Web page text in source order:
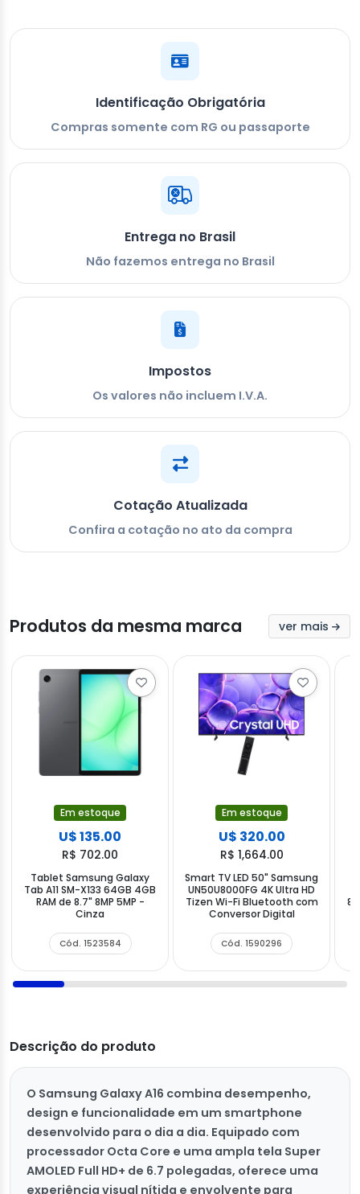
Identificação Obrigatória
Compras somente com RG ou passaporte
Entrega no Brasil
Não fazemos entrega no Brasil
Impostos
Os valores não incluem I.V.A.
Cotação Atualizada
Confira a cotação no ato da compra
Produtos da mesma marca ver mais
Em estoque
U$ 135.00
R$ 702.00
Tablet Samsung Galaxy
Tab A11 SM-X133 64GB 4GB
RAM de 8.7" 8MP 5MP -
Cinza
Cód. 1523584
Em estoque
U$ 320.00
R$ 1,664.00
Smart TV LED 50" Samsung
UN50U8000FG 4K Ultra HD
Tizen Wi-Fi Bluetooth com
Conversor Digital
Cód. 1590296
Descrição do produto
O Samsung Galaxy A16 combina desempenho,
design e funcionalidade em um smartphone
desenvolvido para o dia a dia. Equipado com
processador Octa Core e uma ampla tela Super
AMOLED Full HD+ de 6.7 polegadas, oferece uma
experiência visual nítida e envolvente para